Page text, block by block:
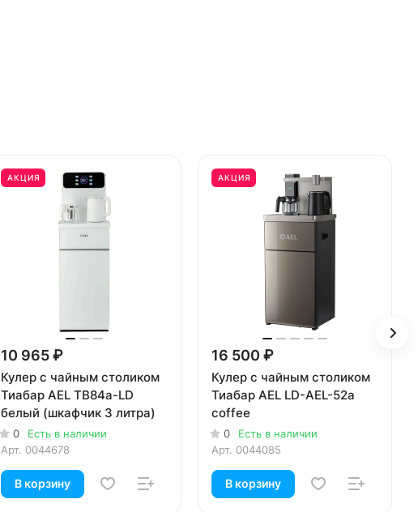
АКЦИЯ
10 965 ₽
Кулер с чайным столиком
Тиабар AEL TB84a-LD
белый (шкафчик 3 литра)
0
Есть в наличии
Арт. 0044678
В корзину
АКЦИЯ
16 500 ₽
Кулер с чайным столиком
Тиабар AEL LD-AEL-52a
coffee
0
Есть в наличии
Арт. 0044085
В корзину